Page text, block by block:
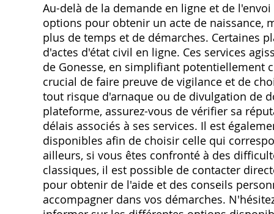
Au-delà de la demande en ligne et de
options pour obtenir un acte de naissance,
plus de temps et de démarches. Certaines
d'actes d'état civil en ligne. Ces services
de Gonesse, en simplifiant potentiellement
crucial de faire preuve de vigilance et de
tout risque d'arnaque ou de divulgation de
plateforme, assurez-vous de vérifier sa
délais associés à ses services. Il est
disponibles afin de choisir celle qui
ailleurs, si vous êtes confronté à des
classiques, il est possible de contacter
pour obtenir de l'aide et des conseils
accompagner dans vos démarches.